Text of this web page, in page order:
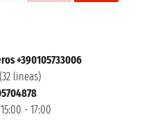
+390105733006
lineas)
- 17:00